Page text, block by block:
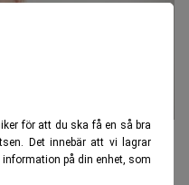
för att du ska få en så bra
Det innebär att vi lagrar
på din enhet, som